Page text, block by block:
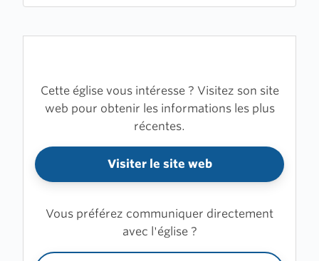
Cette église vous intéresse ? Visitez son site
web pour obtenir les informations les plus
récentes.
Visiter le site web
Vous préférez communiquer directement
avec l'église ?